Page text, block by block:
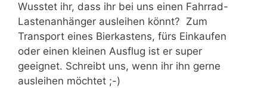
Wusstet ihr, dass ihr bei uns einen Fahrrad-
Lastenanhänger ausleihen könnt? Zum
Transport eines Bierkastens, fürs Einkaufen
oder einen kleinen Ausflug ist er super
geeignet. Schreibt uns, wenn ihr ihn gerne
ausleihen möchtet ;-)